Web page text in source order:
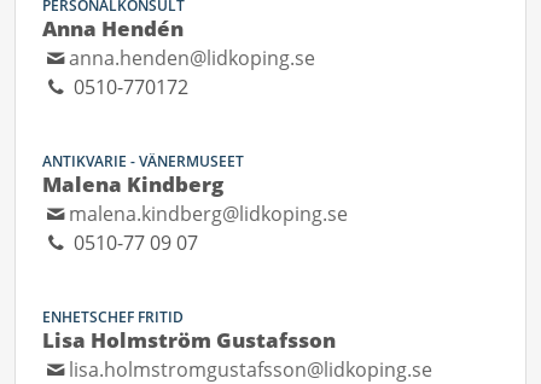
PERSONALKONSULT
Anna Hendén
anna.henden@lidkoping.se
0510-770172
ANTIKVARIE - VÄNERMUSEET
Malena Kindberg
malena.kindberg@lidkoping.se
0510-77 09 07
ENHETSCHEF FRITID
Lisa Holmström Gustafsson
lisa.holmstromgustafsson@lidkoping.se